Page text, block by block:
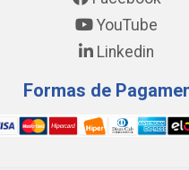
YouTube
Linkedin
Formas de